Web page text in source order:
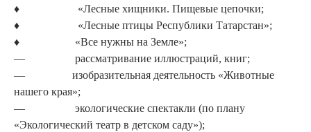
♦ «Лесные хищники. Пищевые цепочки;
♦ «Лесные птицы Республики Татарстан»;
♦ «Все нужны на Земле»;
— рассматривание иллюстраций, книг;
— изобразительная деятельность «Животные
нашего края»;
— экологические спектакли (по плану
«Экологический театр в детском саду»);